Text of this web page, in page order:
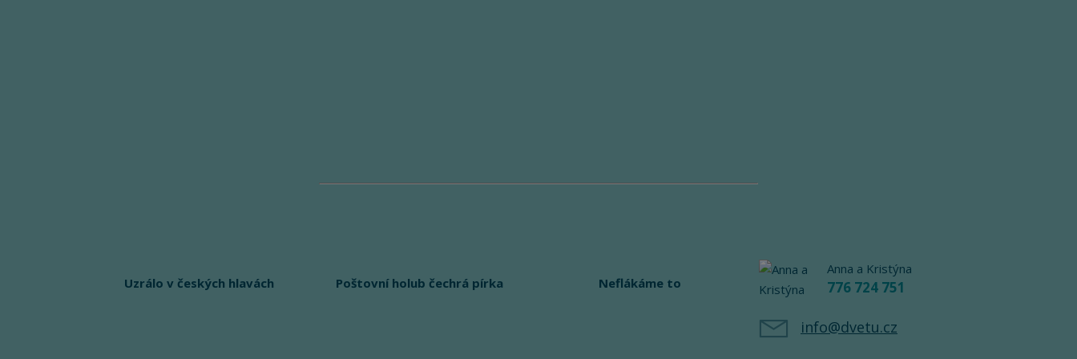
Uzrálo v českých hlavách Poštovní holub čechrá pírka Neflákáme to
Anna a Kristýna
776 724 751
info@dvetu.cz